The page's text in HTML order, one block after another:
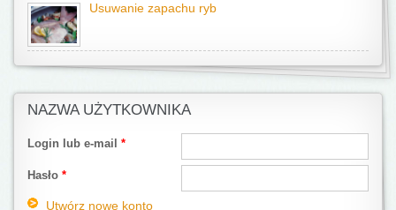
Usuwanie zapachu ryb
NAZWA UŻYTKOWNIKA
Login lub e-mail *
Hasło *
Utwórz nowe konto